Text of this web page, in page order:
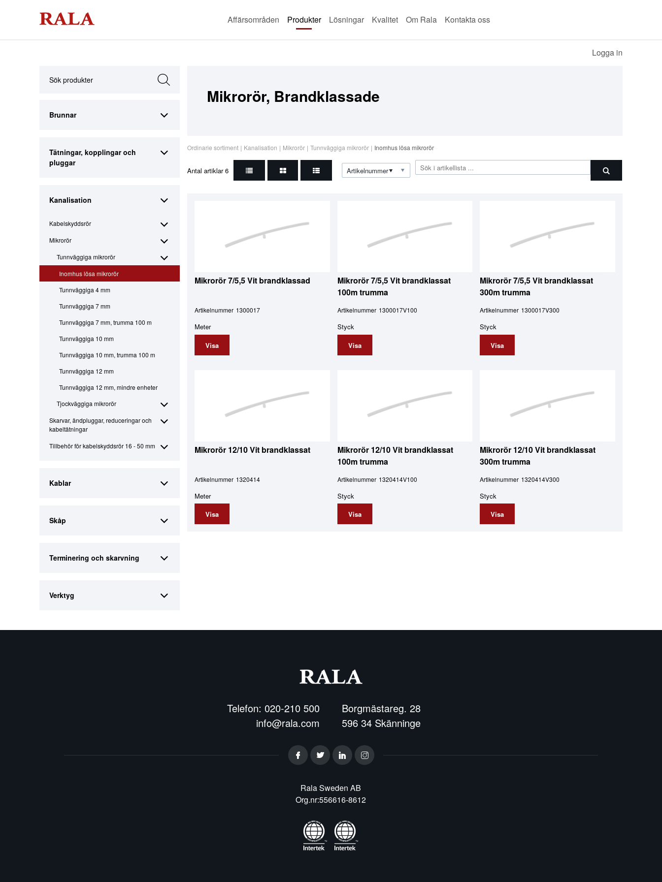
Affärsområden Produkter Lösningar Kvalitet Om Rala Kontakta oss
Logga in
Brunnar
Tätningar, kopplingar och
pluggar
Kanalisation
Kabelskyddsrör
Mikrorör
Tunnväggiga mikrorör
Inomhus lösa mikrorör
Tunnväggiga 4 mm
Tunnväggiga 7 mm
Tunnväggiga 7 mm, trumma 100 m
Tunnväggiga 10 mm
Tunnväggiga 10 mm, trumma 100 m
Tunnväggiga 12 mm
Tunnväggiga 12 mm, mindre enheter
Tjockväggiga mikrorör
Skarvar, ändpluggar, reduceringar och
kabeltätningar
Tillbehör för kabelskyddsrör 16 - 50 mm
Kablar
Skåp
Terminering och skarvning
Verktyg
Mikrorör, Brandklassade
Ordinarie sortiment | Kanalisation | Mikrorör | Tunnväggiga mikrorör | Inomhus lösa mikrorör
Antal artiklar6 Artikelnummer
Mikrorör 7/5,5 Vit brandklassad
Artikelnummer 1300017
Meter
Visa
Mikrorör 7/5,5 Vit brandklassat
100m trumma
Artikelnummer 1300017V100
Styck
Visa
Mikrorör 7/5,5 Vit brandklassat
300m trumma
Artikelnummer 1300017V300
Styck
Visa
Mikrorör 12/10 Vit brandklassat
Artikelnummer 1320414
Meter
Visa
Mikrorör 12/10 Vit brandklassat
100m trumma
Artikelnummer 1320414V100
Styck
Visa
Mikrorör 12/10 Vit brandklassat
300m trumma
Artikelnummer 1320414V300
Styck
Visa
Telefon: 020-210 500
info@rala.com
Borgmästareg. 28
596 34 Skänninge
Rala Sweden AB
Org.nr:556616-8612